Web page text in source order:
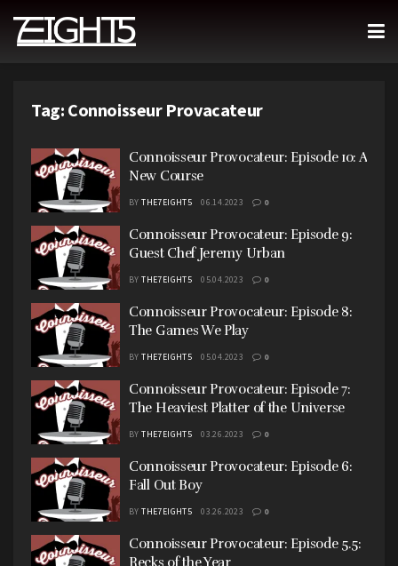
Tag: Connoisseur Provacateur
Connoisseur Provocateur: Episode 10: A
New Course
BY THE7EIGHT5 06.14.2023 0
Connoisseur Provocateur: Episode 9:
Guest Chef Jeremy Urban
BY THE7EIGHT5 05.04.2023 0
Connoisseur Provocateur: Episode 8:
The Games We Play
BY THE7EIGHT5 05.04.2023 0
Connoisseur Provocateur: Episode 7:
The Heaviest Platter of the Universe
BY THE7EIGHT5 03.26.2023 0
Connoisseur Provocateur: Episode 6:
Fall Out Boy
BY THE7EIGHT5 03.26.2023 0
Connoisseur Provocateur: Episode 5.5:
Recks of the Year